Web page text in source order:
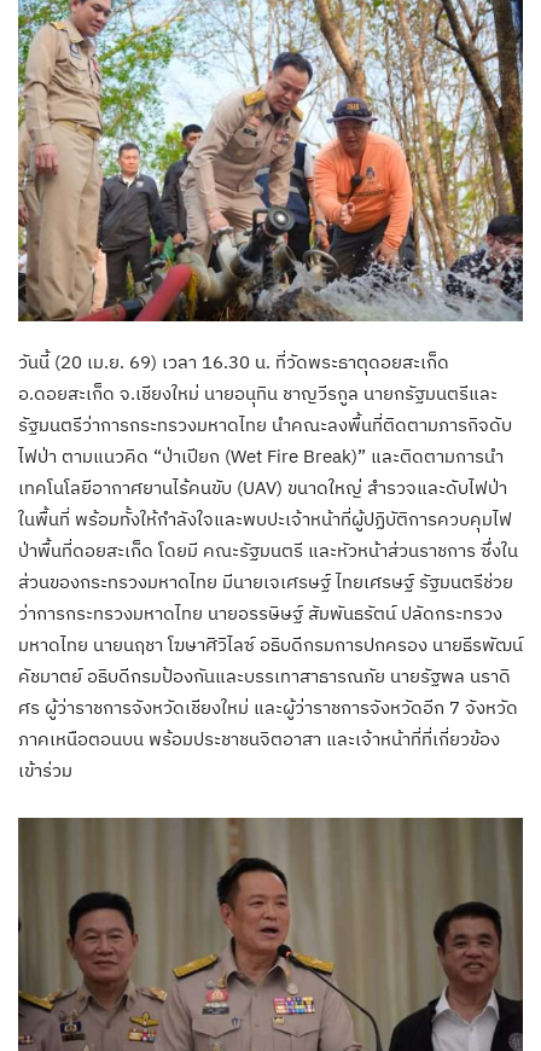
วันนี้ (20 เม.ย. 69) เวลา 16.30 น. ที่วัดพระธาตุดอยสะเก็ด
อ.ดอยสะเก็ด จ.เชียงใหม่ นายอนุทิน ชาญวีรกูล นายกรัฐมนตรีและ
รัฐมนตรีว่าการกระทรวงมหาดไทย นำคณะลงพื้นที่ติดตามภารกิจดับ
ไฟป่า ตามแนวคิด “ป่าเปียก (Wet Fire Break)” และติดตามการนำ
เทคโนโลยีอากาศยานไร้คนขับ (UAV) ขนาดใหญ่ สำรวจและดับไฟป่า
ในพื้นที่ พร้อมทั้งให้กำลังใจและพบปะเจ้าหน้าที่ผู้ปฏิบัติการควบคุมไฟ
ป่าพื้นที่ดอยสะเก็ด โดยมี คณะรัฐมนตรี และหัวหน้าส่วนราชการ ซึ่งใน
ส่วนของกระทรวงมหาดไทย มีนายเจเศรษฐ์ ไทยเศรษฐ์ รัฐมนตรีช่วย
ว่าการกระทรวงมหาดไทย นายอรรษิษฐ์ สัมพันธรัตน์ ปลัดกระทรวง
มหาดไทย นายนฤชา โฆษาศิวิไลซ์ อธิบดีกรมการปกครอง นายธีรพัฒน์
คัชมาตย์ อธิบดีกรมป้องกันและบรรเทาสาธารณภัย นายรัฐพล นราดิ
ศร ผู้ว่าราชการจังหวัดเชียงใหม่ และผู้ว่าราชการจังหวัดอีก 7 จังหวัด
ภาคเหนือตอนบน พร้อมประชาชนจิตอาสา และเจ้าหน้าที่ที่เกี่ยวข้อง
เข้าร่วม